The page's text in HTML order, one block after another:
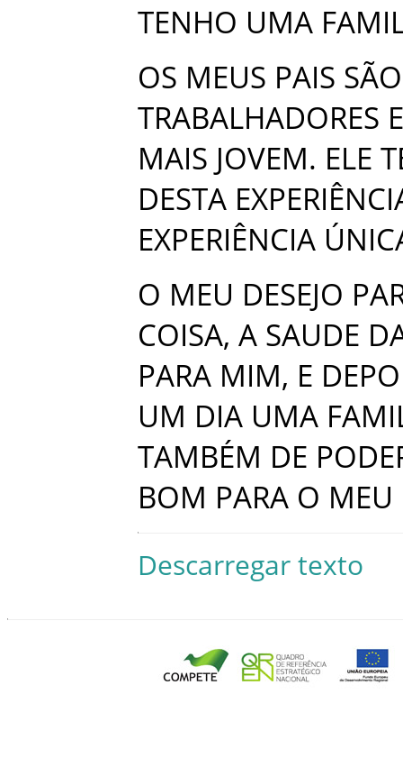
TENHO UMA
OS MEUS PAIS SÃO
TRABALHADORES E
MAIS JOVEM. ELE
DESTA
EXPERIÊNCIA
O MEU DESEJO
COISA, A SAUDE
PARA MIM, E
UM DIA UMA
TAMBÉM DE
BOM PARA O MEU
Descarregar texto